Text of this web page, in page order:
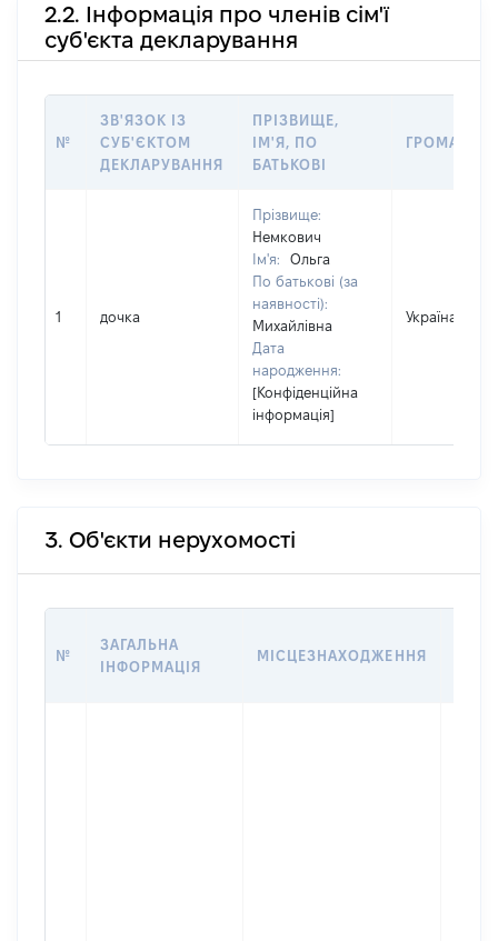
2.2. Інформація про членів сім'ї
суб'єкта декларування
№
ЗВ'ЯЗОК ІЗ
СУБ'ЄКТОМ
ДЕКЛАРУВАННЯ
ПРІЗВИЩЕ,
ІМ'Я, ПО
БАТЬКОВІ
1 дочка
Прізвище:
Немкович
Ім'я:
Ольга
По батькові (за
наявності):
Михайлівна
Дата
народження:
[Конфіденційна
інформація]
Україна
3. Об'єкти нерухомості
№
ЗАГАЛЬНА
ІНФОРМАЦІЯ
МІСЦЕЗНАХОДЖЕННЯ